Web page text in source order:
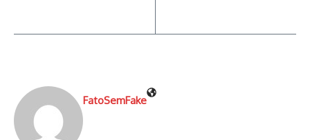
FatoSemFake